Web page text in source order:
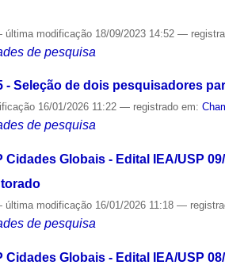
última modificação 18/09/2023 14:52—
de pesquisa
- Seleção de dois pesquisadores
16/01/2026 11:22— registrado em:
de pesquisa
Cidades Globais - Edital IEA/USP
última modificação 16/01/2026 11:18—
de pesquisa
Cidades Globais - Edital IEA/USP